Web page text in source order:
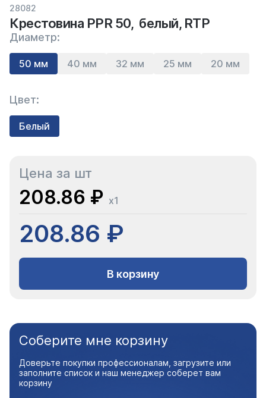
28082
Крестовина PPR 50, белый, RTP
Диаметр:
50 мм 40 мм 32 мм 25 мм 20 мм
Цвет:
Белый
Цена за шт
208.86 ₽ x1
208.86 ₽
В корзину
Соберите мне корзину
Доверьте покупки профессионалам, загрузите или
заполните список и наш менеджер соберет вам
корзину